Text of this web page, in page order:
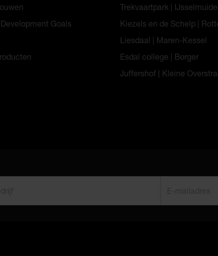
Goals
Trekvaartpark |
Kiezels en de Schelp |
Liesdaal | Maren-Kessel
Esdal college | Borger
Juffershof | Kleine